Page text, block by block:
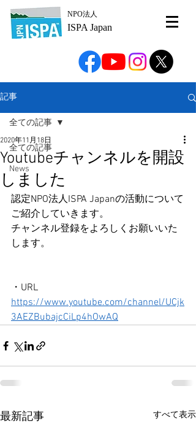
NPO法人
ISPA Japan
記事
全ての記事
News
全ての記事
Youtubeチャンネルを開設
しました
2020年11月18日
認定NPO法人ISPA Japanの活動について
ご紹介していきます。
チャンネル登録をよろしくお願いいた
します。
・URL
https://www.youtube.com/channel/UCjk
3AEZBubajcCiLp4hOwAQ
最新記事 すべて表示